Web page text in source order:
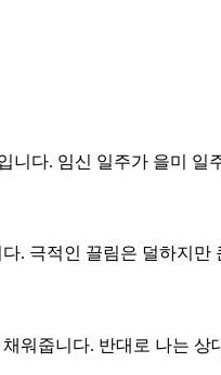
니다. 임신 일주가 을미
. 극적인 끌림은 덜하지
워줍니다. 반대로 나는